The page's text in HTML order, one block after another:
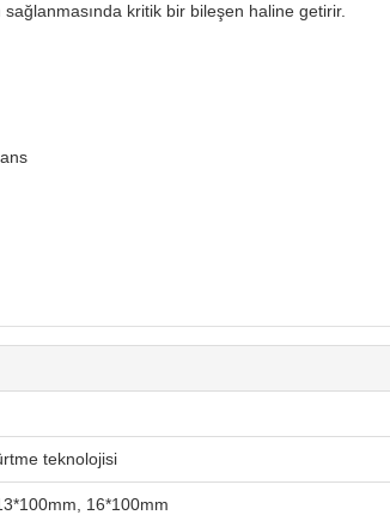
kritik bir bileşen haline getirir.
teknolojisi
16*100mm